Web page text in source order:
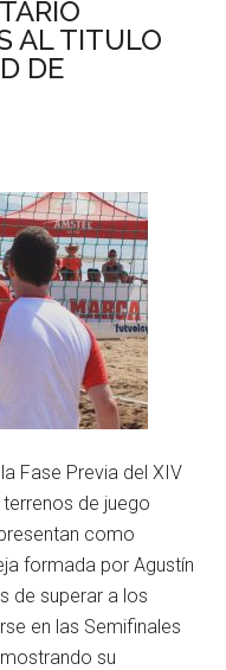
AL TITULO
DE
Fase Previa del XIV
de juego
como
formada por Agustín
de superar a los
en las Semifinales
su